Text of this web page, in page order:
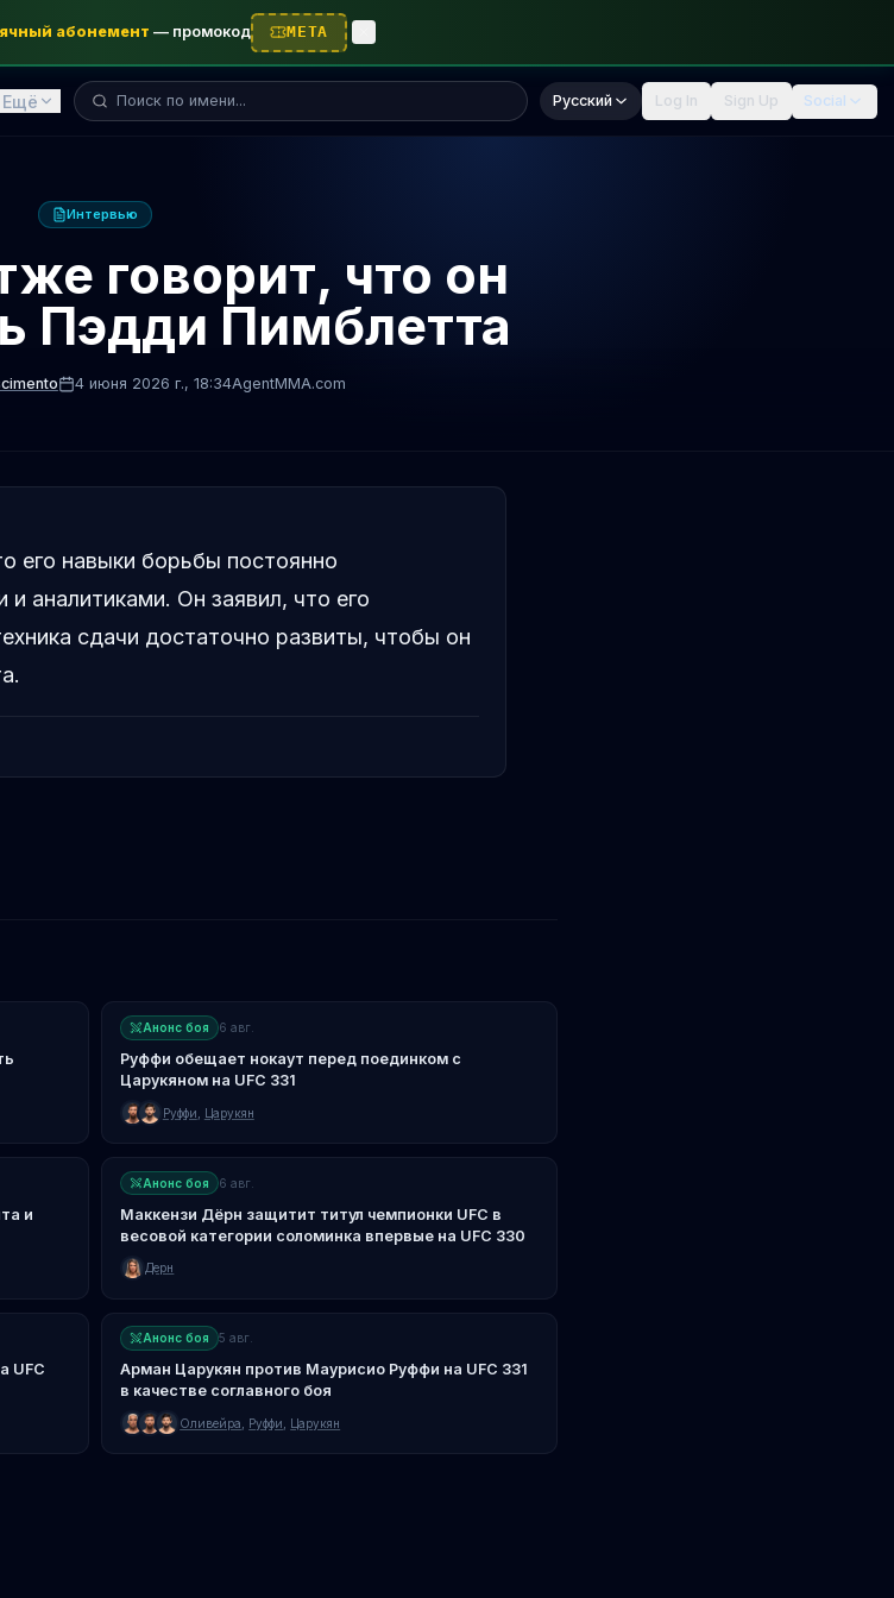
абонемент — промокод META
Ещё Поиск бойца... Русский Log In Sign Up Social
Интервью
говорит, что он
Пэдди Пимблетта
4 июня 2026 г., 18:34AgentMMA.com
его навыки борьбы постоянно
аналитиками. Он заявил, что его
сдачи достаточно развиты, чтобы он
Анонс боя 6 авг.
Руффи обещает нокаут перед поединком с
Царукяном на UFC 331
Руффи Царукян
и
Анонс боя 6 авг.
Маккензи Дёрн защитит титул чемпионки UFC в
весовой категории соломинка впервые на UFC 330
Дерн
UFC
Анонс боя 5 авг.
Арман Царукян против Маурисио Руффи на UFC 331
в качестве соглавного боя
Оливейра Руффи Царукян